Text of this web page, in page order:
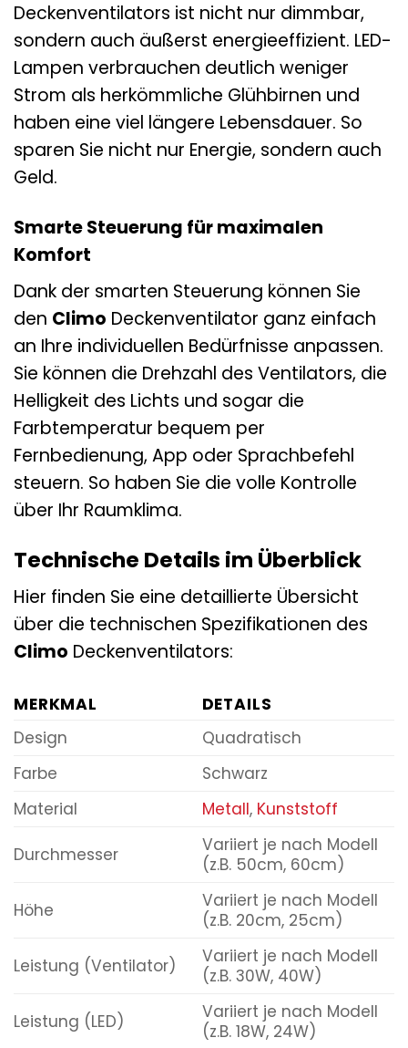
Deckenventilators ist nicht nur dimmbar,
sondern auch äußerst energieeffizient. LED-
Lampen verbrauchen deutlich weniger
Strom als herkömmliche Glühbirnen und
haben eine viel längere Lebensdauer. So
sparen Sie nicht nur Energie, sondern auch
Geld.
Smarte Steuerung für maximalen
Komfort
Dank der smarten Steuerung können Sie
den Climo Deckenventilator ganz einfach
an Ihre individuellen Bedürfnisse anpassen.
Sie können die Drehzahl des Ventilators, die
Helligkeit des Lichts und sogar die
Farbtemperatur bequem per
Fernbedienung, App oder Sprachbefehl
steuern. So haben Sie die volle Kontrolle
über Ihr Raumklima.
Technische Details im Überblick
Hier finden Sie eine detaillierte Übersicht
über die technischen Spezifikationen des
Climo Deckenventilators:
MERKMAL
DETAILS
Design
Quadratisch
Farbe
Schwarz
Material
Metall, Kunststoff
Durchmesser
Variiert je nach Modell
(z.B. 50cm, 60cm)
Höhe
Variiert je nach Modell
(z.B. 20cm, 25cm)
Leistung (Ventilator)
Variiert je nach Modell
(z.B. 30W, 40W)
Leistung (LED)
Variiert je nach Modell
(z.B. 18W, 24W)